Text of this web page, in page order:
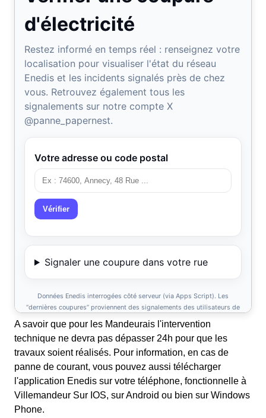
A savoir que pour les Mandeurais l'intervention
technique ne devra pas dépasser 24h pour que les
travaux soient réalisés. Pour information, en cas de
panne de courant, vous pouvez aussi télécharger
l'application Enedis sur votre téléphone, fonctionnelle à
Villemandeur Sur IOS, sur Android ou bien sur Windows
Phone.